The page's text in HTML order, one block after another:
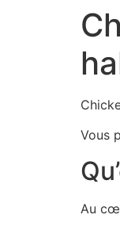
Vous
Au